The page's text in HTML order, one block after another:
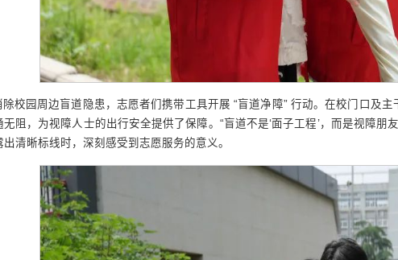
除校园周边盲道隐患，志愿者们携带工具开展 “盲道净障” 行动。在校门口及
无阻，为视障人士的出行安全提供了保障。“盲道不是‘面子工程’，而是视障朋
出清晰标线时，深刻感受到志愿服务的意义。